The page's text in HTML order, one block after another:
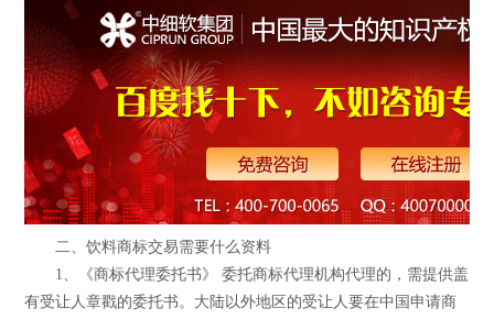
二、饮料商标交易需要什么资料
1、《商标代理委托书》 委托商标代理机构代理的，需提供盖
有受让人章戳的委托书。大陆以外地区的受让人要在中国申请商